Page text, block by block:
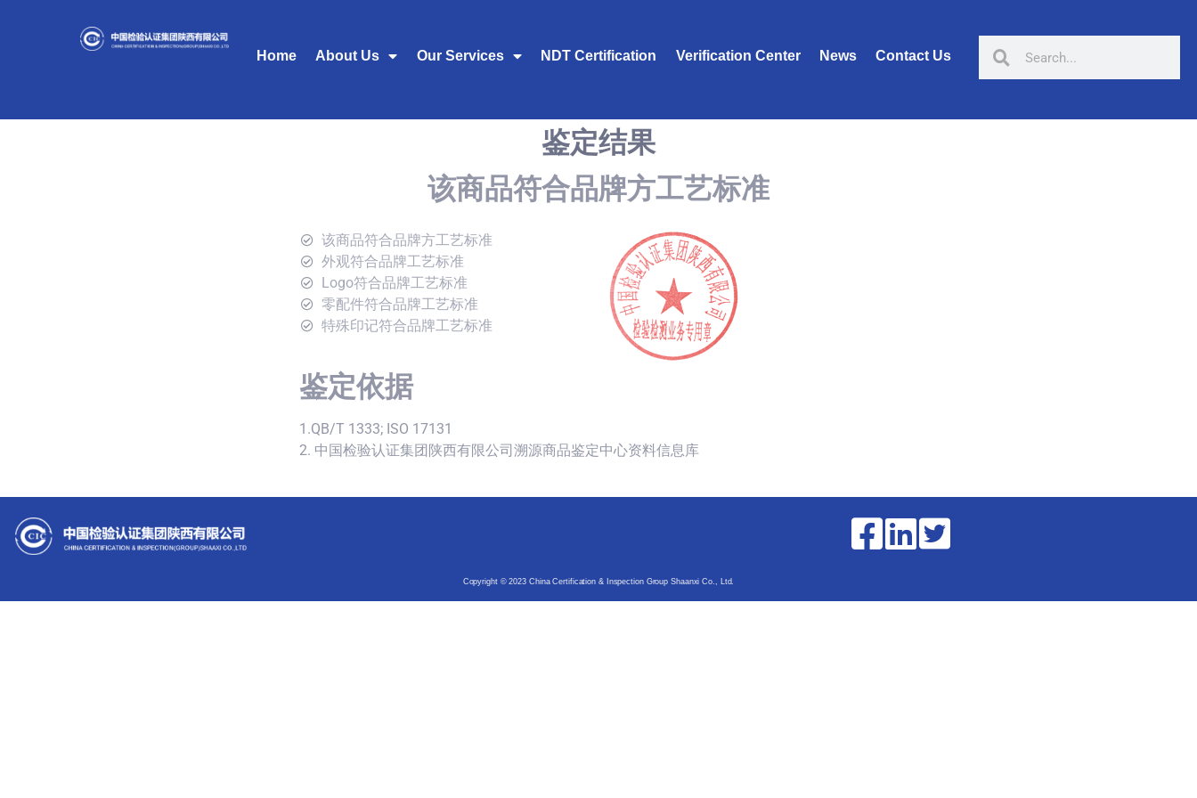
Home About Us Our Services NDT Certification Verification Center News Contact Us
鉴定结果
该商品符合品牌方工艺标准
该商品符合品牌方工艺标准
外观符合品牌工艺标准
Logo符合品牌工艺标准
零配件符合品牌工艺标准
特殊印记符合品牌工艺标准
鉴定依据
1.QB/T 1333; ISO 17131
2. 中国检验认证集团陕西有限公司溯源商品鉴定中心资料信息库
Copyright © 2023 China Certification & Inspection Group Shaanxi Co., Ltd.